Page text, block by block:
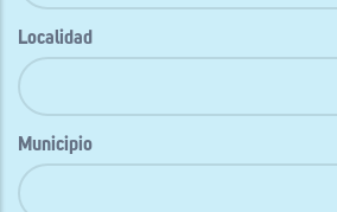
Localidad
Municipio